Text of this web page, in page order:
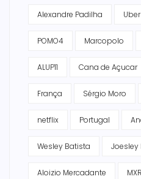
Alexandre Padilha Uber
POMO4 Marcopolo
ALUP11 Cana de Açucar
França Sérgio Moro
netflix Portugal
Wesley Batista Joesley
Aloizio Mercadante